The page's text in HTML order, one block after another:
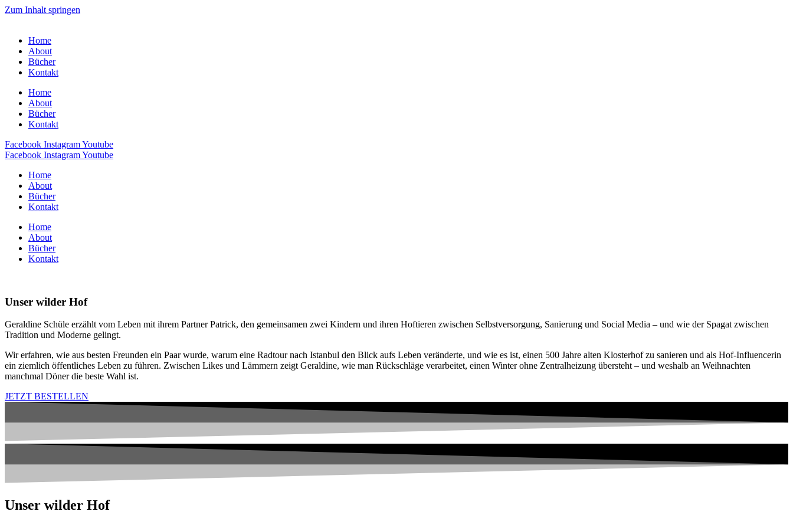
Zum Inhalt springen
Home
About
Bücher
Kontakt
Home
About
Bücher
Kontakt
Facebook InstagramYoutube
Facebook InstagramYoutube
Home
About
Bücher
Kontakt
Home
About
Bücher
Kontakt
Unser wilder Hof
Geraldine Schüle erzählt vom Leben mit ihrem Partner Patrick, den gemeinsamen zwei Kindern und ihren Hoftieren zwischen Selbstversorgung, Sanierung und Social Media – und wie der Spagat zwischen
Tradition und Moderne gelingt.
Wir erfahren, wie aus besten Freunden ein Paar wurde, warum eine Radtour nach Istanbul den Blick aufs Leben veränderte, und wie es ist, einen 500 Jahre alten Klosterhof zu sanieren und als Hof-Influencerin
ein ziemlich öffentliches Leben zu führen. Zwischen Likes und Lämmern zeigt Geraldine, wie man Rückschläge verarbeitet, einen Winter ohne Zentralheizung übersteht – und weshalb an Weihnachten
manchmal Döner die beste Wahl ist.
JETZT BESTELLEN
Unser wilder Hof​